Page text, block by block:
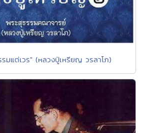
มแต่เวร" (หลวงปู่เหรียญ วรลาโภ)